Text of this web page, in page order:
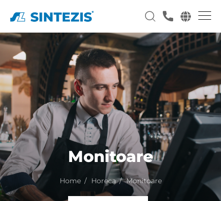
Monitoare
Home Horeca Monitoare